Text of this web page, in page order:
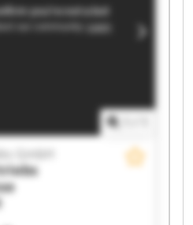
Vertriebs GmbH
LüneHanse
Vertriebs GmbH
LüneHanse
GmbH